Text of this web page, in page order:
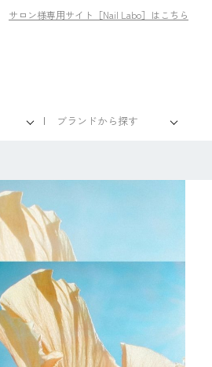
サロン様専用サイト［Nail Labo］はこちら
ブランドから探す